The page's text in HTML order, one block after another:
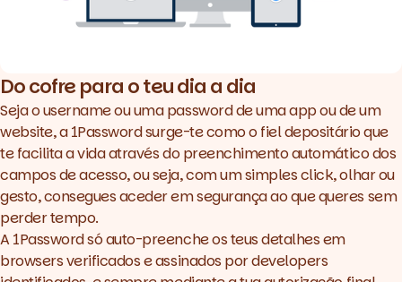
Do cofre para o teu dia a dia
Seja o username ou uma password de uma app ou de um
website, a1Passwordsurge-te como o fiel depositário que
te facilita a vida através do preenchimento automático dos
campos de acesso, ou seja, com um simples click, olhar ou
gesto, consegues aceder em segurança ao que queres sem
perder tempo.
A 1Password só auto-preenche os teus detalhes em
browsersverificados e assinados por developers